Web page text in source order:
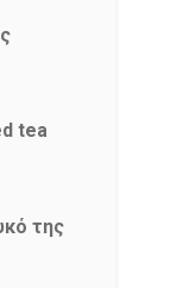
tea
της